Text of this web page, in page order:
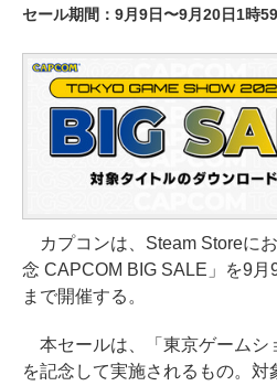
セール期間：9月9日〜9月20日1時
カプコンは、Steam Storeに
念 CAPCOM BIG SALE」を9
まで開催する。
本セールは、「東京ゲームシ
を記念して実施されるもの。